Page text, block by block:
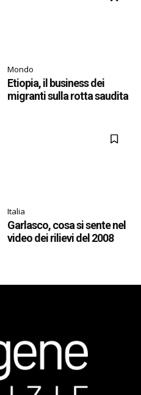
Mondo
Etiopia, il business dei
migranti sulla rotta saudita
Italia
Garlasco, cosa si sente nel
video dei rilievi del 2008